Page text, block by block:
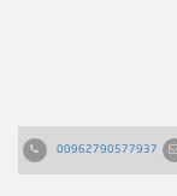
00962790577937